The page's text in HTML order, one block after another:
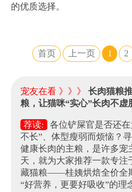
的优质选择。
首页 上一页 1 2
宠友在看 》》》长肉猫粮
粮，让猫咪“实心”长肉不虚
荐读:
各位铲屎官是否还
不长”、体型瘦弱而烦恼？
健康长肉的主粮，是许多宠
天，就为大家推荐一款专注
藏猫粮——桂姨烘焙全价全
“好营养，更要好吸收”的理